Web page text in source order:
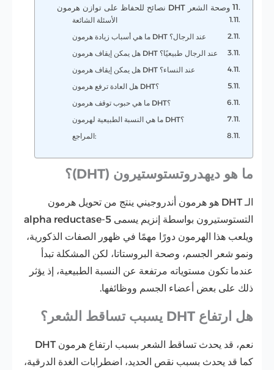
نصائح للحفاظ على توازن هرمون DHT وصحة الشعر
الأسئلة الشائعة
ما هي أسباب زيادة هرمون DHT عند الرجال؟
هل يمكن إيقاف هرمون DHT عند الرجال طبيعيًا؟
هل يمكن إيقاف هرمون DHT عند النساء؟
هل العادة ترفع هرمون DHT؟
ما هي حبوب توقف هرمون DHT؟
ما هي النسبة الطبيعية لهرمون DHT؟
المراجع:
ما هو ديهدروتستوستيرون (DHT)؟
الـ DHT هو هرمون أندروجيني ينتج من تحويل هرمون
التستوستيرون بواسطة إنزيم يسمى 5-alpha reductase
ويلعب هذا الهرمون دورًا مهمًا في ظهور الصفات الذكورية،
ونمو شعر الجسم، وصحة البروستاتا، لكن المشكلة تبدأ
عندما تكون مستوياته مرتفعة عن النسبة الطبيعية، إذ يؤثر
ذلك على بعض أعضاء الجسم ووظائفها.
هل ارتفاع DHT يسبب تساقط الشعر؟
كما قد يحدث بسبب نقص الحديد، اضطرابات الغدة الدرقية،